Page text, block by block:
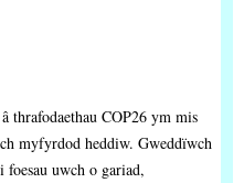
thrafodaethau COP26 ym mis
myfyrdod heddiw. Gweddïwch
uwch o gariad,